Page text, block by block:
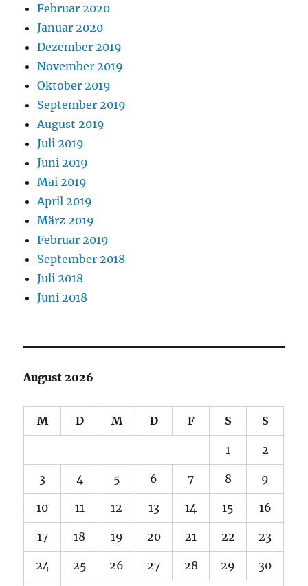
Februar 2020
Januar 2020
Dezember 2019
November 2019
Oktober 2019
September 2019
August 2019
Juli 2019
Juni 2019
Mai 2019
April 2019
März 2019
Februar 2019
September 2018
Juli 2018
Juni 2018
August 2026
M D M D F S S
1 2
3 4 5 6 7 8 9
10 11 12 13 14 15 16
17 18 19 20 21 22 23
24 25 26 27 28 29 30